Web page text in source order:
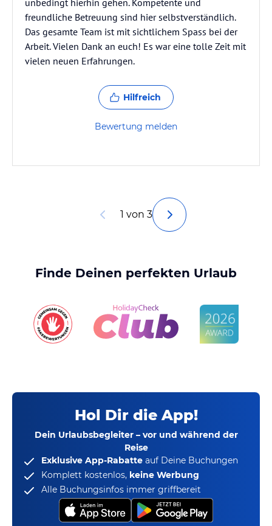
unbedingt hierhin gehen. Kompetente und
freundliche Betreuung sind hier selbstverständlich.
Das gesamte Team ist mit sichtlichem Spass bei der
Arbeit. Vielen Dank an euch! Es war eine tolle Zeit mit
vielen neuen Erfahrungen.
Hilfreich
Bewertung melden
1 von 3
Finde Deinen perfekten Urlaub
Hol Dir die App!
Dein Urlaubsbegleiter – vor und während der
Reise
Exklusive App-Rabatte auf Deine Buchungen
Komplett kostenlos, keine Werbung
Alle Buchungsinfos immer griffbereit